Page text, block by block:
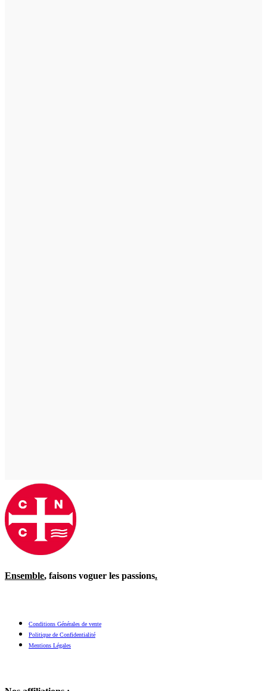
Ensemble, faisons voguer les passions.
Conditions Générales de vente
Politique de Confidentialité
Mentions Légales